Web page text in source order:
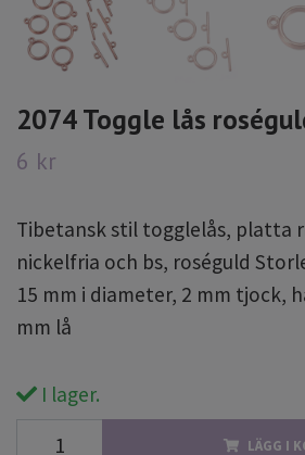
2074 Toggle lås
6 kr
Tibetansk stil togglelås, platta
nickelfria och bs, roséguld
15 mm i diameter, 2 mm tjock,
mm lå
I lager.
LÄGG I